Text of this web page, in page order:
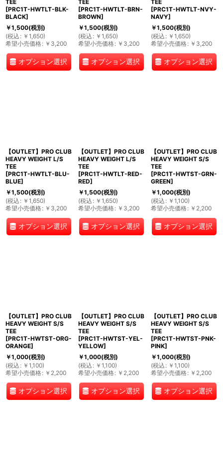
TEE
[PRC1T-HWTLT-BLK-
BLACK]
￥1,500(税別)
(税込 : ￥ 1,650)
希望小売価格: ￥ 3,200
オプション選択
TEE
[PRC1T-HWTLT-BRN-
BROWN]
￥1,500(税別)
(税込 : ￥ 1,650)
希望小売価格: ￥ 3,200
オプション選択
TEE
[PRC1T-HWTLT-NVY-
NAVY]
￥1,500(税別)
(税込 : ￥ 1,650)
希望小売価格: ￥ 3,200
オプション選択
【OUTLET】PRO CLUB
HEAVY WEIGHT L/S
TEE
[PRC1T-HWTLT-BLU-
BLUE]
￥1,500(税別)
(税込 : ￥ 1,650)
希望小売価格: ￥ 3,200
オプション選択
【OUTLET】PRO CLUB
HEAVY WEIGHT L/S
TEE
[PRC1T-HWTLT-RED-
RED]
￥1,500(税別)
(税込 : ￥ 1,650)
希望小売価格: ￥ 3,200
オプション選択
【OUTLET】PRO CLUB
HEAVY WEIGHT S/S
TEE
[PRC1T-HWTST-GRN-
GREEN]
￥1,000(税別)
(税込 : ￥ 1,100)
希望小売価格: ￥ 2,200
オプション選択
【OUTLET】PRO CLUB
HEAVY WEIGHT S/S
TEE
[PRC1T-HWTST-ORG-
ORANGE]
￥1,000(税別)
(税込 : ￥ 1,100)
希望小売価格: ￥ 2,200
オプション選択
【OUTLET】PRO CLUB
HEAVY WEIGHT S/S
TEE
[PRC1T-HWTST-YEL-
YELLOW]
￥1,000(税別)
(税込 : ￥ 1,100)
希望小売価格: ￥ 2,200
オプション選択
【OUTLET】PRO CLUB
HEAVY WEIGHT S/S
TEE
[PRC1T-HWTST-PNK-
PINK]
￥1,000(税別)
(税込 : ￥ 1,100)
希望小売価格: ￥ 2,200
オプション選択